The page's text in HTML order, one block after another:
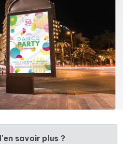
savoir plus ?